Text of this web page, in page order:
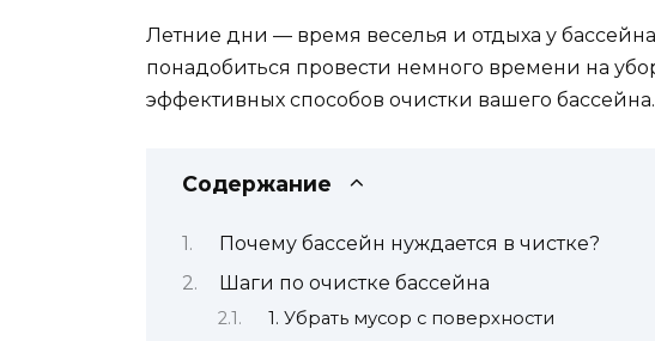
Летние дни — время веселья и отдыха у
понадобиться провести немного времени на
эффективных способов очистки вашего
Содержание
Почему бассейн нуждается в чистке?
Шаги по очистке бассейна
1. Убрать мусор с поверхности